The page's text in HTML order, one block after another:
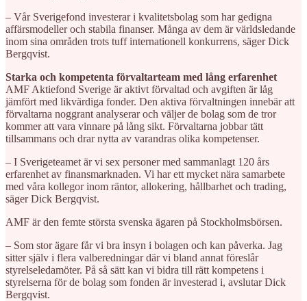
– Vår Sverigefond investerar i kvalitetsbolag som har gedigna
affärsmodeller och stabila finanser. Många av dem är världsledande
inom sina områden trots tuff internationell konkurrens, säger Dick
Bergqvist.
Starka och kompetenta förvaltarteam med lång erfarenhet
AMF Aktiefond Sverige är aktivt förvaltad och avgiften är låg
jämfört med likvärdiga fonder. Den aktiva förvaltningen innebär att
förvaltarna noggrant analyserar och väljer de bolag som de tror
kommer att vara vinnare på lång sikt. Förvaltarna jobbar tätt
tillsammans och drar nytta av varandras olika kompetenser.
– I Sverigeteamet är vi sex personer med sammanlagt 120 års
erfarenhet av finansmarknaden. Vi har ett mycket nära samarbete
med våra kollegor inom räntor, allokering, hållbarhet och trading,
säger Dick Bergqvist.
AMF är den femte största svenska ägaren på Stockholmsbörsen.
– Som stor ägare får vi bra insyn i bolagen och kan påverka. Jag
sitter själv i flera valberedningar där vi bland annat föreslår
styrelseledamöter. På så sätt kan vi bidra till rätt kompetens i
styrelserna för de bolag som fonden är investerad i, avslutar Dick
Bergqvist.